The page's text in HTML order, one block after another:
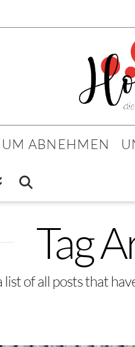
ABNEHMEN
Tag
of all posts that